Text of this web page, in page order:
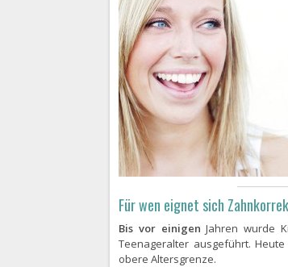
Für wen eignet sich
Bis vor einigen Jahren wurde
Teenageralter ausgeführt.
obere Altersgrenze.